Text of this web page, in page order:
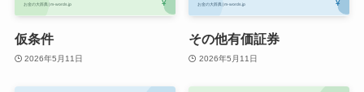
仮条件
2026年5月11日
その他有価証券
2026年5月11日